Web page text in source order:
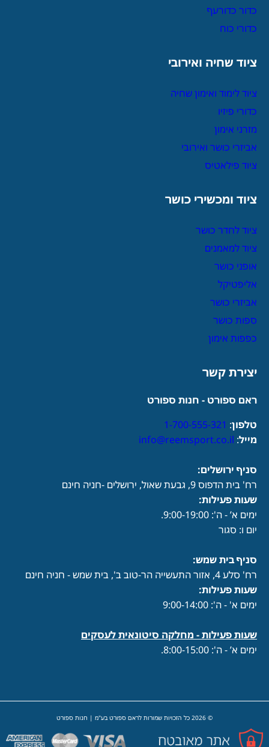
כדור כדורעף
כדורי כוח
ציוד שחיה ואירובי
ציוד לימוד ואימון שחיה
כדורי פיזיו
מזרני אימון
אביזרי כושר ואירובי
ציוד פילאטיס
ציוד ומכשירי כושר
ציוד לחדר כושר
ציוד למאמנים
אופני כושר
אליפטיקל
אביזרי כושר
ספות כושר
כפפות אימון
יצירת קשר
ראם ספורט - חנות ספורט
טלפון:
1-700-555-321
מייל:
info@reemsport.co.il
סניף ירושלים:
רח' בית הדפוס 9, גבעת שאול, ירושלים -חניה חינם
שעות פעילות:
ימים א’ - ה': 9:00-19:00.
יום ו: סגור
סניף בית שמש:
רח' סלע 4, אזור התעשייה הר-טוב ב', בית שמש - חניה חינם
שעות פעילות:
ימים א' - ה': 9:00-14:00
שעות פעילות - מחלקה סיטונאית לעסקים
ימים א’ - ה': 8:00-15:00.
© 2026 כל הזכויות שמורות לראם ספורט בע"מ | חנות ספורט